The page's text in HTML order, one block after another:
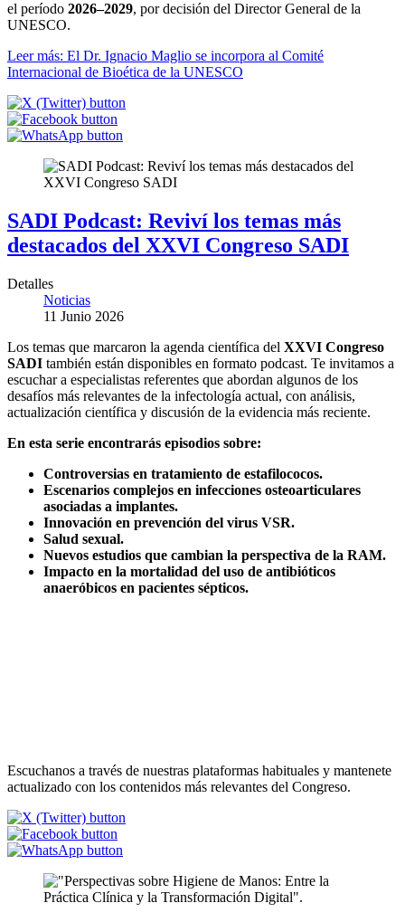
el período 2026–2029, por decisión del Director General de la
UNESCO.
Leer más: El Dr. Ignacio Maglio se incorpora al Comité
Internacional de Bioética de la UNESCO
SADI Podcast: Reviví los temas más
destacados del XXVI Congreso SADI
Detalles
Noticias
11 Junio 2026
Los temas que marcaron la agenda científica del XXVI Congreso
SADI también están disponibles en formato podcast. Te invitamos a
escuchar a especialistas referentes que abordan algunos de los
desafíos más relevantes de la infectología actual, con análisis,
actualización científica y discusión de la evidencia más reciente.
En esta serie encontrarás episodios sobre:
Controversias en tratamiento de estafilococos.
Escenarios complejos en infecciones osteoarticulares
asociadas a implantes.
Innovación en prevención del virus VSR.
Salud sexual.
Nuevos estudios que cambian la perspectiva de la RAM.
Impacto en la mortalidad del uso de antibióticos
anaeróbicos en pacientes sépticos.
Escuchanos a través de nuestras plataformas habituales y mantenete
actualizado con los contenidos más relevantes del Congreso.